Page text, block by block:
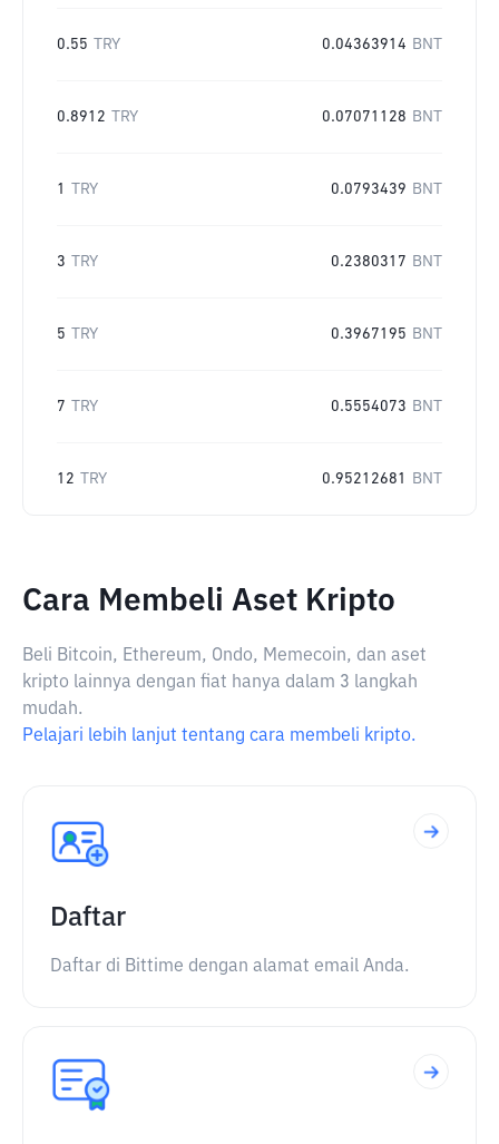
0.55 TRY 0.04363914 BNT
0.8912 TRY 0.07071128 BNT
1 TRY 0.0793439 BNT
3 TRY 0.2380317 BNT
5 TRY 0.3967195 BNT
7 TRY 0.5554073 BNT
12 TRY 0.95212681 BNT
Cara Membeli Aset Kripto
Beli Bitcoin, Ethereum, Ondo, Memecoin, dan aset
kripto lainnya dengan fiat hanya dalam 3 langkah
mudah.
Pelajari lebih lanjut tentang cara membeli kripto.
Daftar
Daftar di Bittime dengan alamat email Anda.